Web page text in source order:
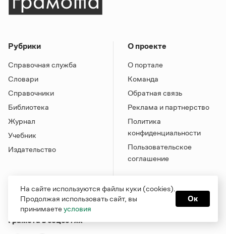
Рубрики
Справочная служба
Словари
Справочники
Библиотека
Журнал
Учебник
Издательство
О проекте
О портале
Команда
Обратная связь
Реклама и партнерство
Политика
конфиденциальности
Пользовательское
соглашение
Грамота в соцсетях
На сайте используются файлы куки (cookies).
Продолжая использовать сайт, вы
принимаетеусловия
Ок